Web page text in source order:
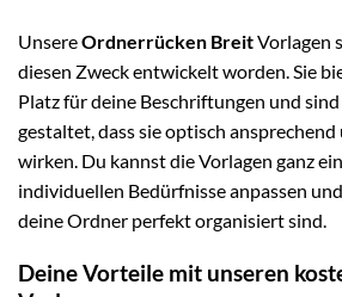
UnsereOrdnerrücken BreitVorlagen
diesen Zweck entwickelt worden. Sie
Platz für deine Beschriftungen und
gestaltet, dass sie optisch
wirken. Du kannst die Vorlagen ganz
individuellen Bedürfnisse anpassen
deine Ordner perfekt organisiert sind.
Deine Vorteile mit unseren